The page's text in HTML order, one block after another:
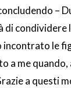
–
di condividere
incontrato le
a me quando,
a questi